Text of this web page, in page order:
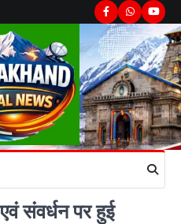
Facebook
Whatsapp
संवर्धन पर हुई